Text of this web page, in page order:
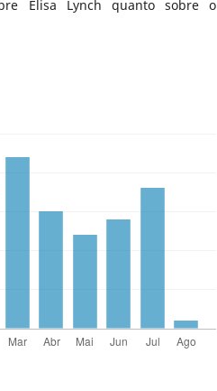
Elisa Lynch quanto sobre o